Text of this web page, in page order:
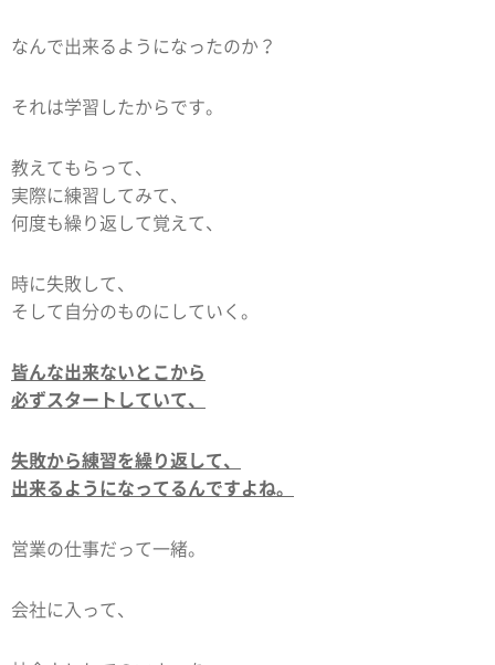
なんで出来るようになったのか？
それは学習したからです。
教えてもらって、
実際に練習してみて、
何度も繰り返して覚えて、
時に失敗して、
そして自分のものにしていく。
皆んな出来ないとこから
必ずスタートしていて、
失敗から練習を繰り返して、
出来るようになってるんですよね。
営業の仕事だって一緒。
会社に入って、